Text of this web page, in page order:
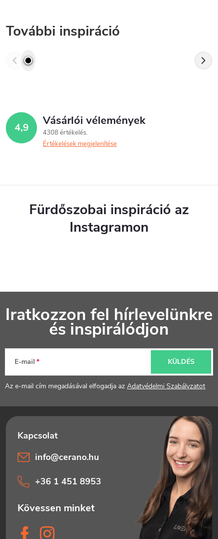
További inspiráció
4,9 Vásárlói vélemények
4308 értékelés
Értékelések megjelenítése
Fürdőszobai inspiráció az
Instagramon
á
é
Iratkozzon fel hírlevelünkre
és inspirálódjon
E-mail
Az e-mail cím megadásával elfogadja az Adatvédelmi Szabályzatot
KÜLDÉS
info@cerano.hu
+36 1 451 8953